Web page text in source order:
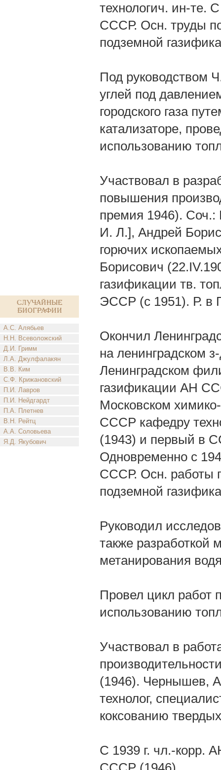
Случайные
биографии
А.С. Алябьев
Н.Н. Всеволожский
Д.И. Гримм
Л.А. Джулфалакян
В.В. Ким
С.Ф. Крижановский
П.И. Лавров
П.И. Нейдгардт
П.А. Плетнев
В.Н. Рейтц
А.А. Соловьева
Я.Д. Якубович
технологич. ин-те.
СССР. Осн. труды
подземной
Под руководством
углей под
городского газа
катализаторе,
использованию
Участвовал в
повышения
премия 1946).
И. Л.], Андрей
горючих
Борисович
газификации тв.
ЭССР (с 1951). Р. в
Окончил
на ленинградском
Ленинградском
газификации АН
Московском
СССР кафедру
(1943) и первый в
Одновременно с
СССР. Осн. работы
подземной
Руководил
также разработкой
метанирования
Провел цикл работ
использованию
Участвовал в
(1946). Чернышев,
технолог,
коксованию
С 1939 г. чл.-корр.